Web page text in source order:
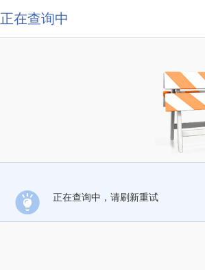
正在查询中
正在查询中，请刷新重试